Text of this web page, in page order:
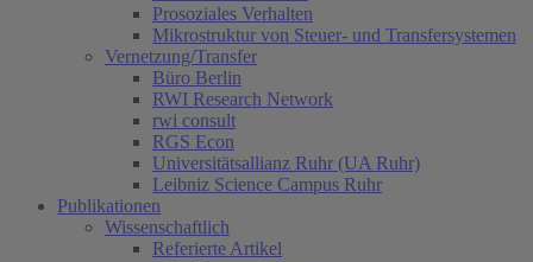
Prosoziales Verhalten
Mikrostruktur von Steuer- und Transfersystemen
Vernetzung/Transfer
Büro Berlin
RWI Research Network
rwi consult
RGS Econ
Universitätsallianz Ruhr (UA Ruhr)
Leibniz Science Campus Ruhr
Publikationen
Wissenschaftlich
Referierte Artikel